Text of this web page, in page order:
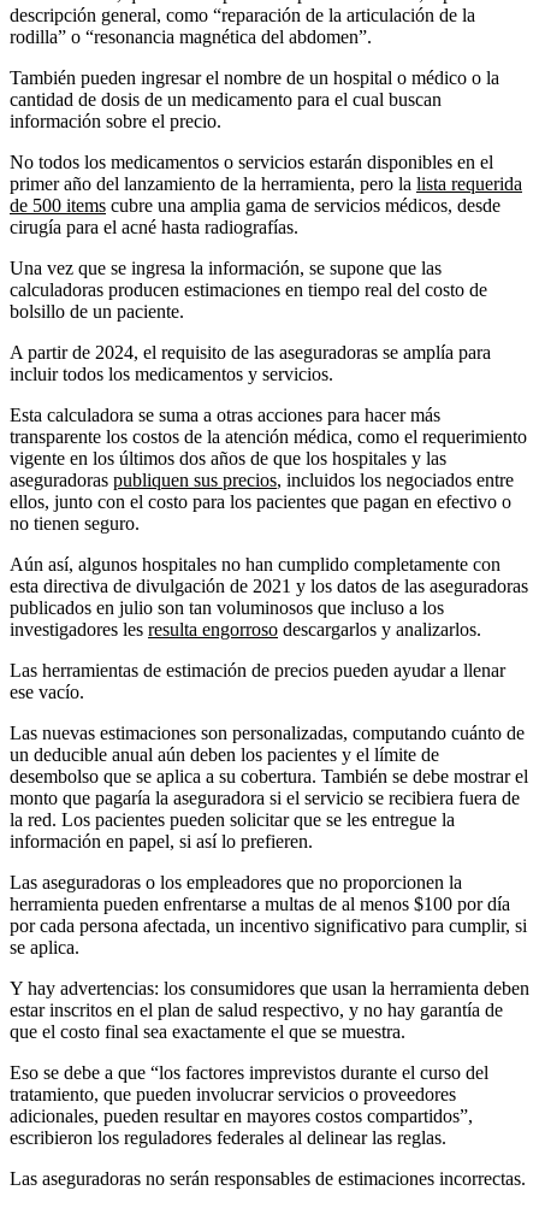
descripción general, como “reparación de la articulación de la
rodilla” o “resonancia magnética del abdomen”.
También pueden ingresar el nombre de un hospital o médico o la
cantidad de dosis de un medicamento para el cual buscan
información sobre el precio.
No todos los medicamentos o servicios estarán disponibles en el
primer año del lanzamiento de la herramienta, pero la lista requerida
de 500 items cubre una amplia gama de servicios médicos, desde
cirugía para el acné hasta radiografías.
Una vez que se ingresa la información, se supone que las
calculadoras producen estimaciones en tiempo real del costo de
bolsillo de un paciente.
A partir de 2024, el requisito de las aseguradoras se amplía para
incluir todos los medicamentos y servicios.
Esta calculadora se suma a otras acciones para hacer más
transparente los costos de la atención médica, como el requerimiento
vigente en los últimos dos años de que los hospitales y las
aseguradoras publiquen sus precios, incluidos los negociados entre
ellos, junto con el costo para los pacientes que pagan en efectivo o
no tienen seguro.
Aún así, algunos hospitales no han cumplido completamente con
esta directiva de divulgación de 2021 y los datos de las aseguradoras
publicados en julio son tan voluminosos que incluso a los
investigadores les resulta engorroso descargarlos y analizarlos.
Las herramientas de estimación de precios pueden ayudar a llenar
ese vacío.
Las nuevas estimaciones son personalizadas, computando cuánto de
un deducible anual aún deben los pacientes y el límite de
desembolso que se aplica a su cobertura. También se debe mostrar el
monto que pagaría la aseguradora si el servicio se recibiera fuera de
la red. Los pacientes pueden solicitar que se les entregue la
información en papel, si así lo prefieren.
Las aseguradoras o los empleadores que no proporcionen la
herramienta pueden enfrentarse a multas de al menos $100 por día
por cada persona afectada, un incentivo significativo para cumplir, si
se aplica.
Y hay advertencias: los consumidores que usan la herramienta deben
estar inscritos en el plan de salud respectivo, y no hay garantía de
que el costo final sea exactamente el que se muestra.
Eso se debe a que “los factores imprevistos durante el curso del
tratamiento, que pueden involucrar servicios o proveedores
adicionales, pueden resultar en mayores costos compartidos”,
escribieron los reguladores federales al delinear las reglas.
Las aseguradoras no serán responsables de estimaciones incorrectas.